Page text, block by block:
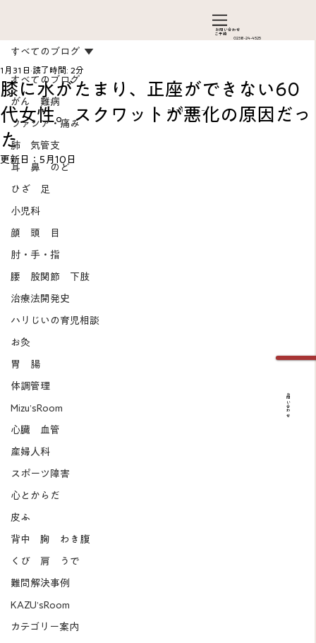
お問い合わ​せ
ご予約
0238-24-4525
すべてのブログ
がん 難病
ファシア・痛み
肺 気管支
耳 鼻 のど
ひざ 足
小児科
顔 頭 目
肘・手・指
腰 股関節 下肢
治療法開発史
ハリじいの育児相談
お灸
胃 腸
体調管理
Mizu’sRoom
心臓 血管
産婦人科
スポーツ障害
心とからだ
皮ふ
背中 胸 わき腹
くび 肩 うで
難問解決事例
KAZU’sRoom
カテゴリー案内
すべてのブログ
膝に水がたまり、正座ができない60
代女性。スクワットが悪化の原因だっ
た
1月31日 読了時間: 2分
更新日： 5月10日
カテゴリーメニュー
お問い合わせ